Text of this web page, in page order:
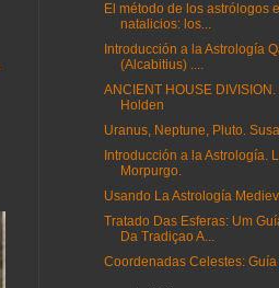
El método de los astrólogos
natalicios: los...
Introducción a la Astrología
(Alcabitius) ....
ANCIENT HOUSE
Holden
Uranus, Neptune, Pluto.
Introducción a la Astrología.
Morpurgo.
Usando La Astrología
Tratado Das Esferas: Um
Da Tradiçao A...
Coordenadas Celestes: